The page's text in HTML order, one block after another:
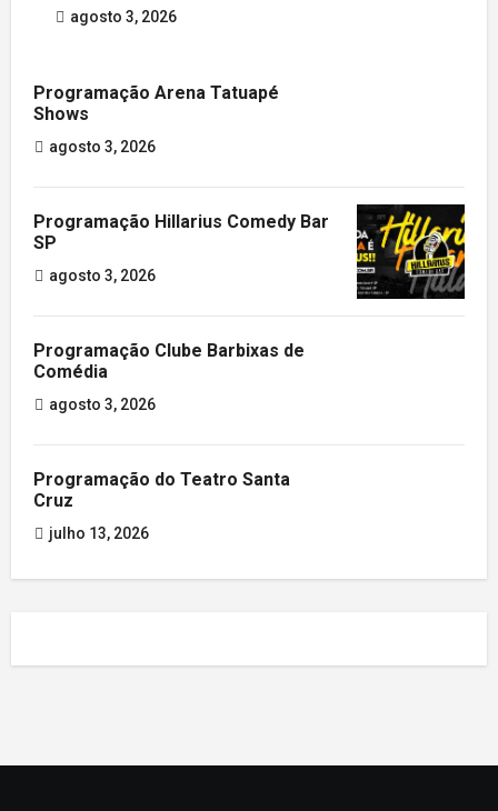
agosto 3, 2026
Programação Arena Tatuapé
Shows
agosto 3, 2026
Programação Hillarius Comedy Bar
SP
agosto 3, 2026
Programação Clube Barbixas de
Comédia
agosto 3, 2026
Programação do Teatro Santa
Cruz
julho 13, 2026